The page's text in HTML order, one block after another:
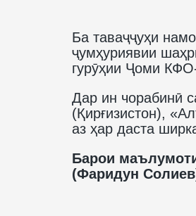
Ба таваҷҷуҳи
ҷумҳуриявии
гурӯҳии Ҷоми
Дар ин чорабинӣ
(Қирғизистон),
аз ҳар даста
Барои
(Фаридун